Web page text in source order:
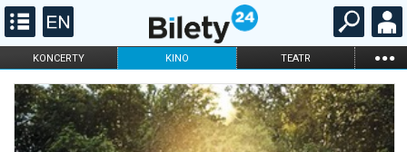
KONCERTY KINO TEATR ...
FILHARMONIA OPERA I BALET
STAND-UP
DLA DZIECI
ONLINE KARNETY